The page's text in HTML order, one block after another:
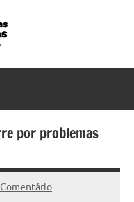
por problemas